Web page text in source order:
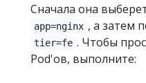
Сначала она
app=nginx , а затем
tier=fe . Чтобы
Pod'ов, выполните: